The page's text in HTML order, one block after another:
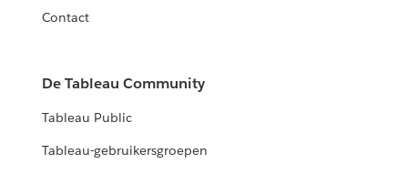
Contact
De Tableau Community
Tableau Public
Tableau-gebruikersgroepen